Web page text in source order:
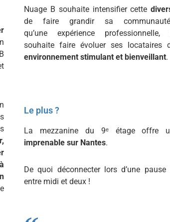
Nuage B souhaite intensifier cette
de faire grandir sa
qu’une expérience professionnelle,
souhaite faire évoluer ses locataires
environnement stimulant et bienveillant.
Le plus ?
La mezzanine du 9ᵉétage offre
imprenable sur Nantes.
De quoi déconnecter lors d’une
entre midi et deux !